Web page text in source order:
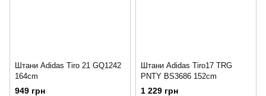
Штани Аdidas Tiro 21 GQ1242
164cm
949 грн
Штани Adidas Tiro17 TRG
PNTY BS3686 152cm
1 229 грн